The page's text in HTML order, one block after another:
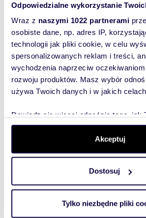
Odpowiedzialne wykorzystanie
Wraz z naszymi 1022 partnerami
osobiste dane, np. adres IP,
technologii jak pliki cookie, w celu
spersonalizowanych reklam i treści,
wychodzenia naprzeciw
rozwoju produktów. Masz wybór
używa Twoich danych i w jakich
Dowiedz się więcej odnośnie tego, jak
dane są przetwarzane oraz ustaw
. W Deklaracji
zmienić lub wycofać swoją zgodę w
Wykorzystujemy pliki cookie do
i reklam, aby oferować funkcje
korzystasz z naszej witryny,
Akceptuj
Dostosuj
Tylko niezbędne pliki
- jeśli masz obciążenie komornicze
- postępowanie spadkowe
- problemy z windykacją
- gwarantujemy pomoc prawną
-------------ZADZWOŃ
500
-----------------
*************
oświadczeń właściciela
oferta nie stanowi oferty
rozumieniu art. 66 §1 kodeksu
innych właściwych przepisów
To najlepszy
sposób, aby
właściciel
oferty
szybko się z
Tobą